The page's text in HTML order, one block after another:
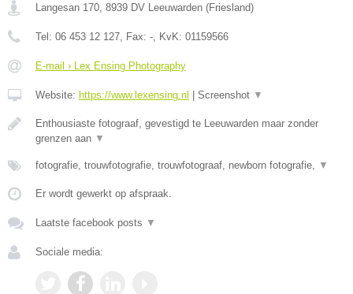
Langesan 170 8939 DV Leeuwarden (Friesland)
Tel: 06 453 12 127 , Fax: - , KvK: 01159566
E-mail › Lex Ensing Photography
Website: https://www.lexensing.nl | Screenshot ▼
Enthousiaste fotograaf, gevestigd te Leeuwarden maar zonder
grenzen aan ▼
fotografie, trouwfotografie, trouwfotograaf, newborn fotografie, ▼
Er wordt gewerkt op afspraak.
Laatste facebook posts ▼
Sociale media: